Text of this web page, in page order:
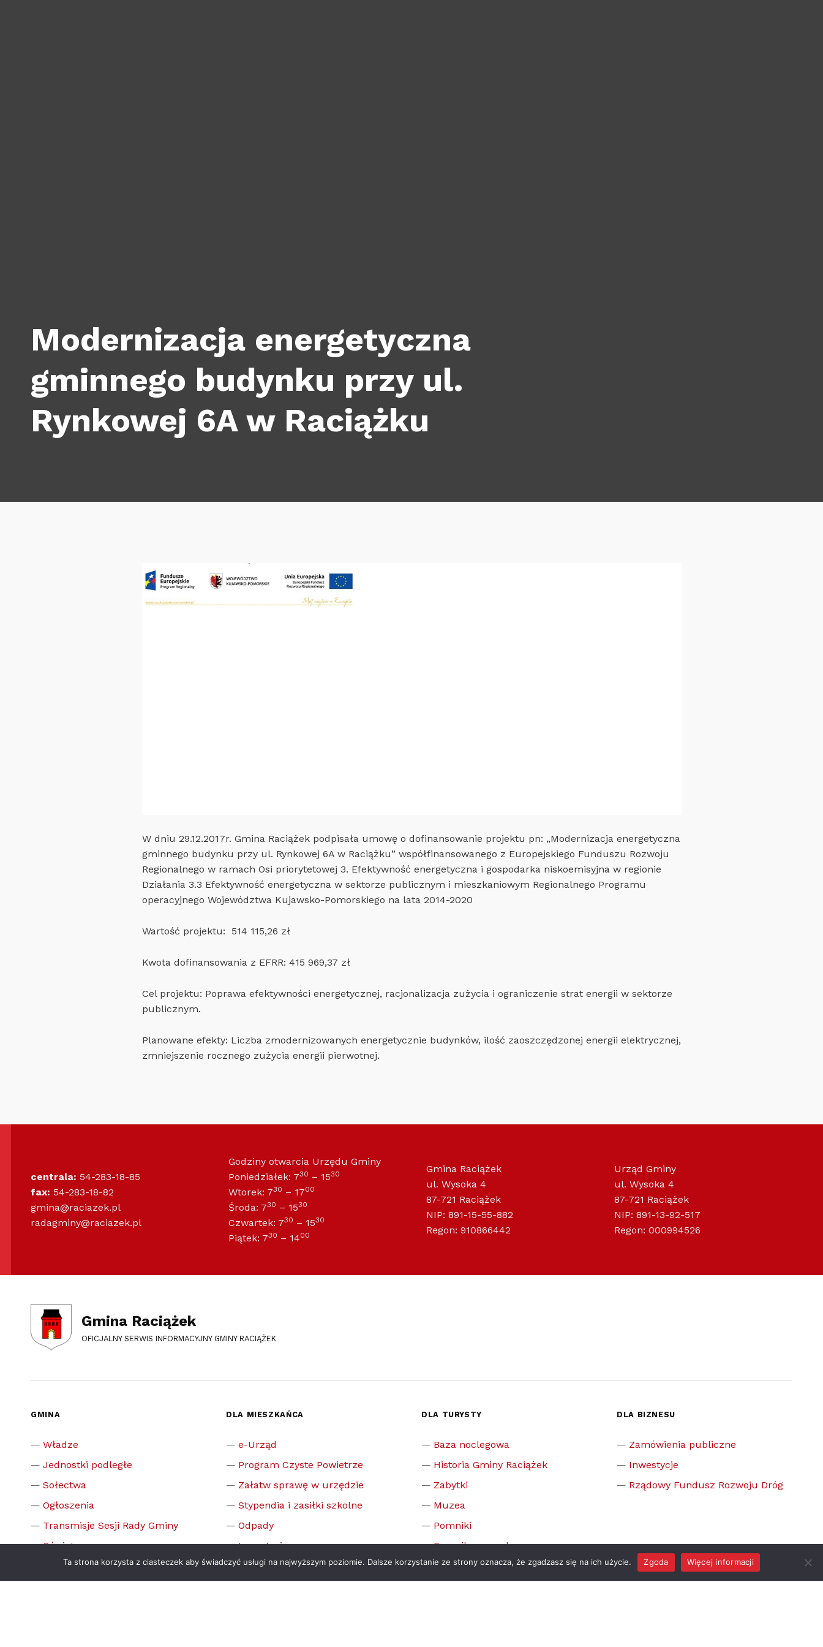
Modernizacja energetyczna
gminnego budynku przy ul.
Rynkowej 6A w Raciążku
W dniu 29.12.2017r. Gmina Raciążek podpisała umowę o dofinansowanie projektu pn: „Modernizacja energetyczna
gminnego budynku przy ul. Rynkowej 6A w Raciążku” współfinansowanego z Europejskiego Funduszu Rozwoju
Regionalnego w ramach Osi priorytetowej 3. Efektywność energetyczna i gospodarka niskoemisyjna w regionie
Działania 3.3 Efektywność energetyczna w sektorze publicznym i mieszkaniowym Regionalnego Programu
operacyjnego Województwa Kujawsko-Pomorskiego na lata 2014-2020
Wartość projektu: 514 115,26 zł
Kwota dofinansowania z EFRR: 415 969,37 zł
Cel projektu: Poprawa efektywności energetycznej, racjonalizacja zużycia i ograniczenie strat energii w sektorze
publicznym.
Planowane efekty: Liczba zmodernizowanych energetycznie budynków, ilość zaoszczędzonej energii elektrycznej,
zmniejszenie rocznego zużycia energii pierwotnej.
centrala: 54-283-18-85
fax: 54-283-18-82
gmina@raciazek.pl
radagminy@raciazek.pl
Godziny otwarcia Urzędu Gminy
Poniedziałek: 730 – 1530
Wtorek: 730 – 1700
Środa: 730 – 1530
Czwartek: 730 – 1530
Piątek: 730 – 1400
Gmina Raciążek
ul. Wysoka 4
87-721 Raciążek
NIP: 891-15-55-882
Regon: 910866442
Urząd Gminy
ul. Wysoka 4
87-721 Raciążek
NIP: 891-13-92-517
Regon: 000994526
Gmina Raciążek
OFICJALNY SERWIS INFORMACYJNY GMINY RACIĄŻEK
GMINA
Władze
Jednostki podległe
Sołectwa
Ogłoszenia
Transmisje Sesji Rady Gminy
Oświata
Kultura
DLA MIESZKAŃCA
e-Urząd
Program Czyste Powietrze
Załatw sprawę w urzędzie
Stypendia i zasiłki szkolne
Odpady
Inwestycje
Zamówienia publiczne
DLA TURYSTY
Baza noclegowa
Historia Gminy Raciążek
Zabytki
Muzea
Pomniki
Pomnik przyrody
Sport
DLA BIZNESU
Zamówienia publiczne
Inwestycje
Rządowy Fundusz Rozwoju Dróg
Ta strona korzysta z ciasteczek aby świadczyć usługi na najwyższym poziomie. Dalsze korzystanie ze strony oznacza, że zgadzasz się na ich użycie. Zgoda Więcej informacji